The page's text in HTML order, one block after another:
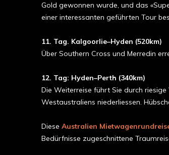
Gold gewonnen wurde, und das
einer interessanten geführten Tour
11. Tag. Kalgoorlie–Hyden (520km)
Über Southern Cross und Merredin
12. Tag: Hyden–Perth (340km)
Die Weiterreise führt Sie durch
Westaustraliens niederliessen.
Diese Australien
Bedürfnisse zugeschnittene